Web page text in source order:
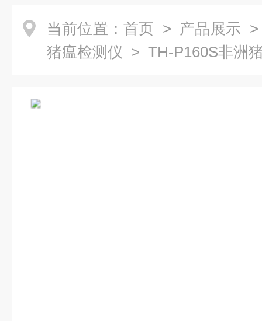
当前位置： 首页 > 产品展示
猪瘟检测仪 > TH-P160S非洲